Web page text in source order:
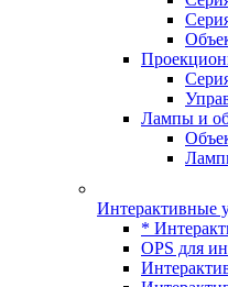
Лампы и
Интерактивные
*
OPS для